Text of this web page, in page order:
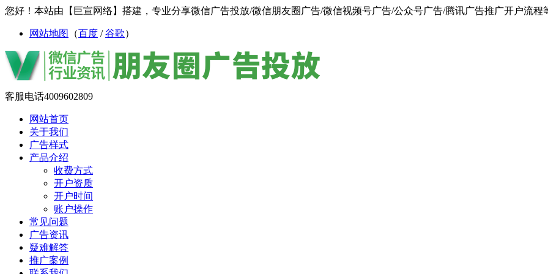
您好！本站由【巨宣网络】搭建，专业分享微信广告投放/微信朋友圈广告/微信视频号广告/公众号广告/腾讯广告推广开户流程
网站地图 （百度 /谷歌）
客服电话4009602809
网站首页
关于我们
广告样式
产品介绍
收费方式
开户资质
开户时间
账户操作
常见问题
广告资讯
疑难解答
推广案例